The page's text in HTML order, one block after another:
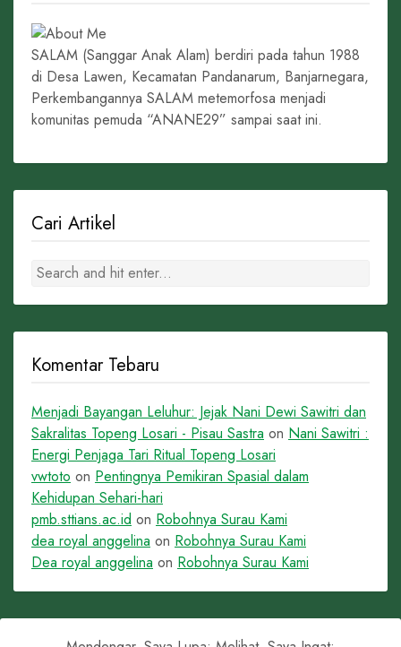
SALAM (Sanggar Anak Alam) berdiri pada tahun 1988
di Desa Lawen, Kecamatan Pandanarum, Banjarnegara,
Perkembangannya SALAM metemorfosa menjadi
komunitas pemuda “ANANE29” sampai saat ini.
Cari Artikel
Komentar Tebaru
Menjadi Bayangan Leluhur: Jejak Nani Dewi Sawitri dan
Sakralitas Topeng Losari - Pisau Sastra on Nani Sawitri :
Energi Penjaga Tari Ritual Topeng Losari
vwtoto on Pentingnya Pemikiran Spasial dalam
Kehidupan Sehari-hari
pmb.sttians.ac.id on Robohnya Surau Kami
dea royal anggelina on Robohnya Surau Kami
Dea royal anggelina on Robohnya Surau Kami